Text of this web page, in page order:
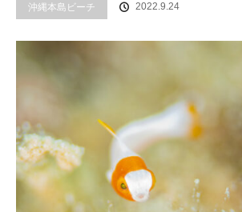
沖縄本島ビーチ 2022.9.24